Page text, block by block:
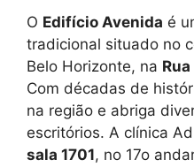
O Edifício Avenida é
tradicional situado no
Belo Horizonte, na
Com décadas de
na região e abriga
escritórios. A clínica
sala 1701, no 17o